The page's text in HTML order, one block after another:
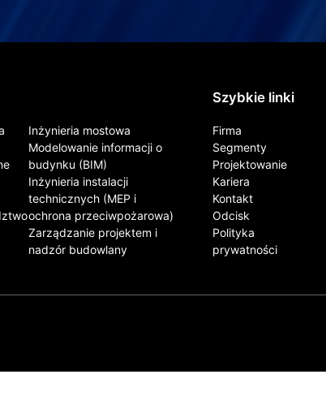
Inżynieria mostowa
Modelowanie informacji o
budynku (BIM)
Inżynieria instalacji
technicznych (MEP i
ochrona przeciwpożarowa)
Zarządzanie projektem i
nadzór budowlany
Szybkie linki
Firma
Segmenty
Projektowanie
Kariera
Kontakt​
Odcisk
Polityka
prywatności